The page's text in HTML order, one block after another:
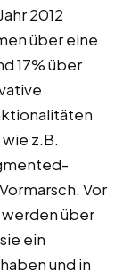
2012
über eine
17% über
z.B.
Vor
über
ein
und in